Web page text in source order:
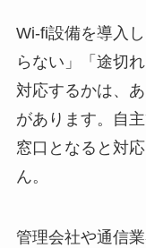
Wi-fi設備を導入
らない」「途切
対応するかは、
があります。自
窓口となると対
ん。
管理会社や通信業